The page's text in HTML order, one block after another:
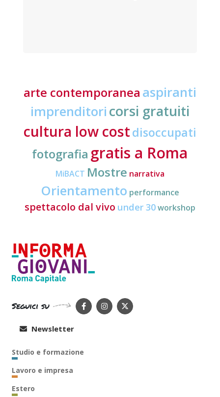
arte contemporanea aspiranti
imprenditori corsi gratuiti
cultura low costdisoccupati
fotografia gratis a Roma
MiBACT Mostre narrativa
Orientamento performance
spettacolo dal vivo under 30workshop
Seguici su
Newsletter
Studio e formazione
Lavoro e impresa
Estero